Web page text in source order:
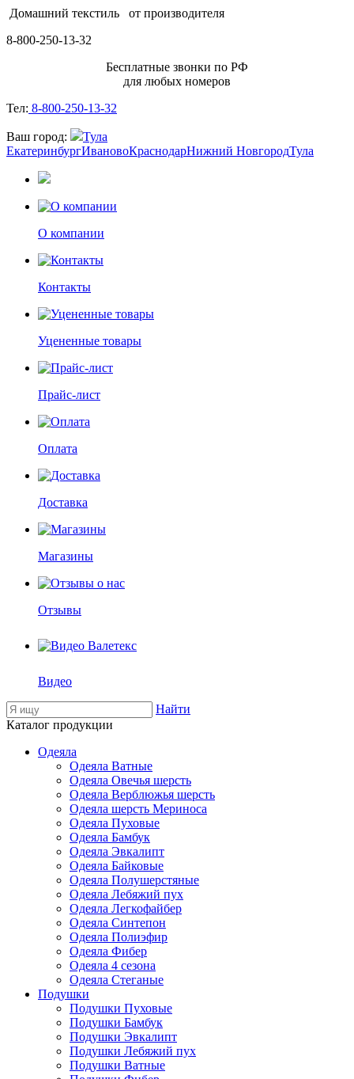
Домашний текстиль от производителя
8-800-250-13-32
Бесплатные звонки по РФ
для любых номеров
Тел: 8-800-250-13-32
Ваш город:
Тула
ЕкатеринбургИвановоКраснодарНижний НовгородТула
О компании
Контакты
Уцененные товары
Прайс-лист
Оплата
Доставка
Магазины
Отзывы
Видео
Найти
Каталог продукции
Одеяла
Одеяла Ватные
Одеяла Овечья шерсть
Одеяла Верблюжья шерсть
Одеяла шерсть Мериноса
Одеяла Пуховые
Одеяла Бамбук
Одеяла Эвкалипт
Одеяла Байковые
Одеяла Полушерстяные
Одеяла Лебяжий пух
Одеяла Легкофайбер
Одеяла Синтепон
Одеяла Полиэфир
Одеяла Фибер
Одеяла 4 сезона
Одеяла Стеганые
Подушки
Подушки Пуховые
Подушки Бамбук
Подушки Эвкалипт
Подушки Лебяжий пух
Подушки Ватные